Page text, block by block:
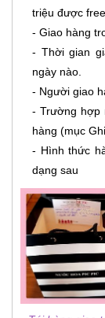
triệu được
- Giao hàng
- Thời gian
ngày nào.
- Người giao
- Trường hợp
hàng (mục
- Hình thức
dạng sau